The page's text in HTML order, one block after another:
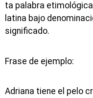
ta palabra
latina bajo
significado.
Frase de ejemplo:
Adriana tiene el pelo